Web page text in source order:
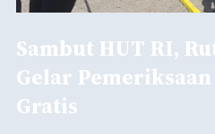
Sambut HUT RI,
Gelar
Gratis